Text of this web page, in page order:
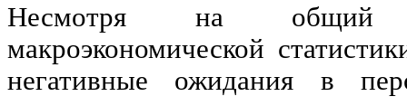
Несмотря на общий
макроэкономической
негативные ожидания в